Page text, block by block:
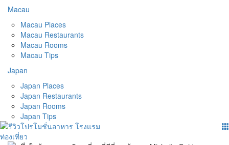
Macau
Macau Places
Macau Restaurants
Macau Rooms
Macau Tips
Japan
Japan Places
Japan Restaurants
Japan Rooms
Japan Tips